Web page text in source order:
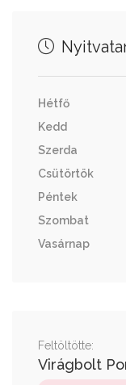
Hétfő
Kedd
Szerda
Csütörtök
Péntek
Szombat
Vasárnap
Feltöltötte:
Virágbolt